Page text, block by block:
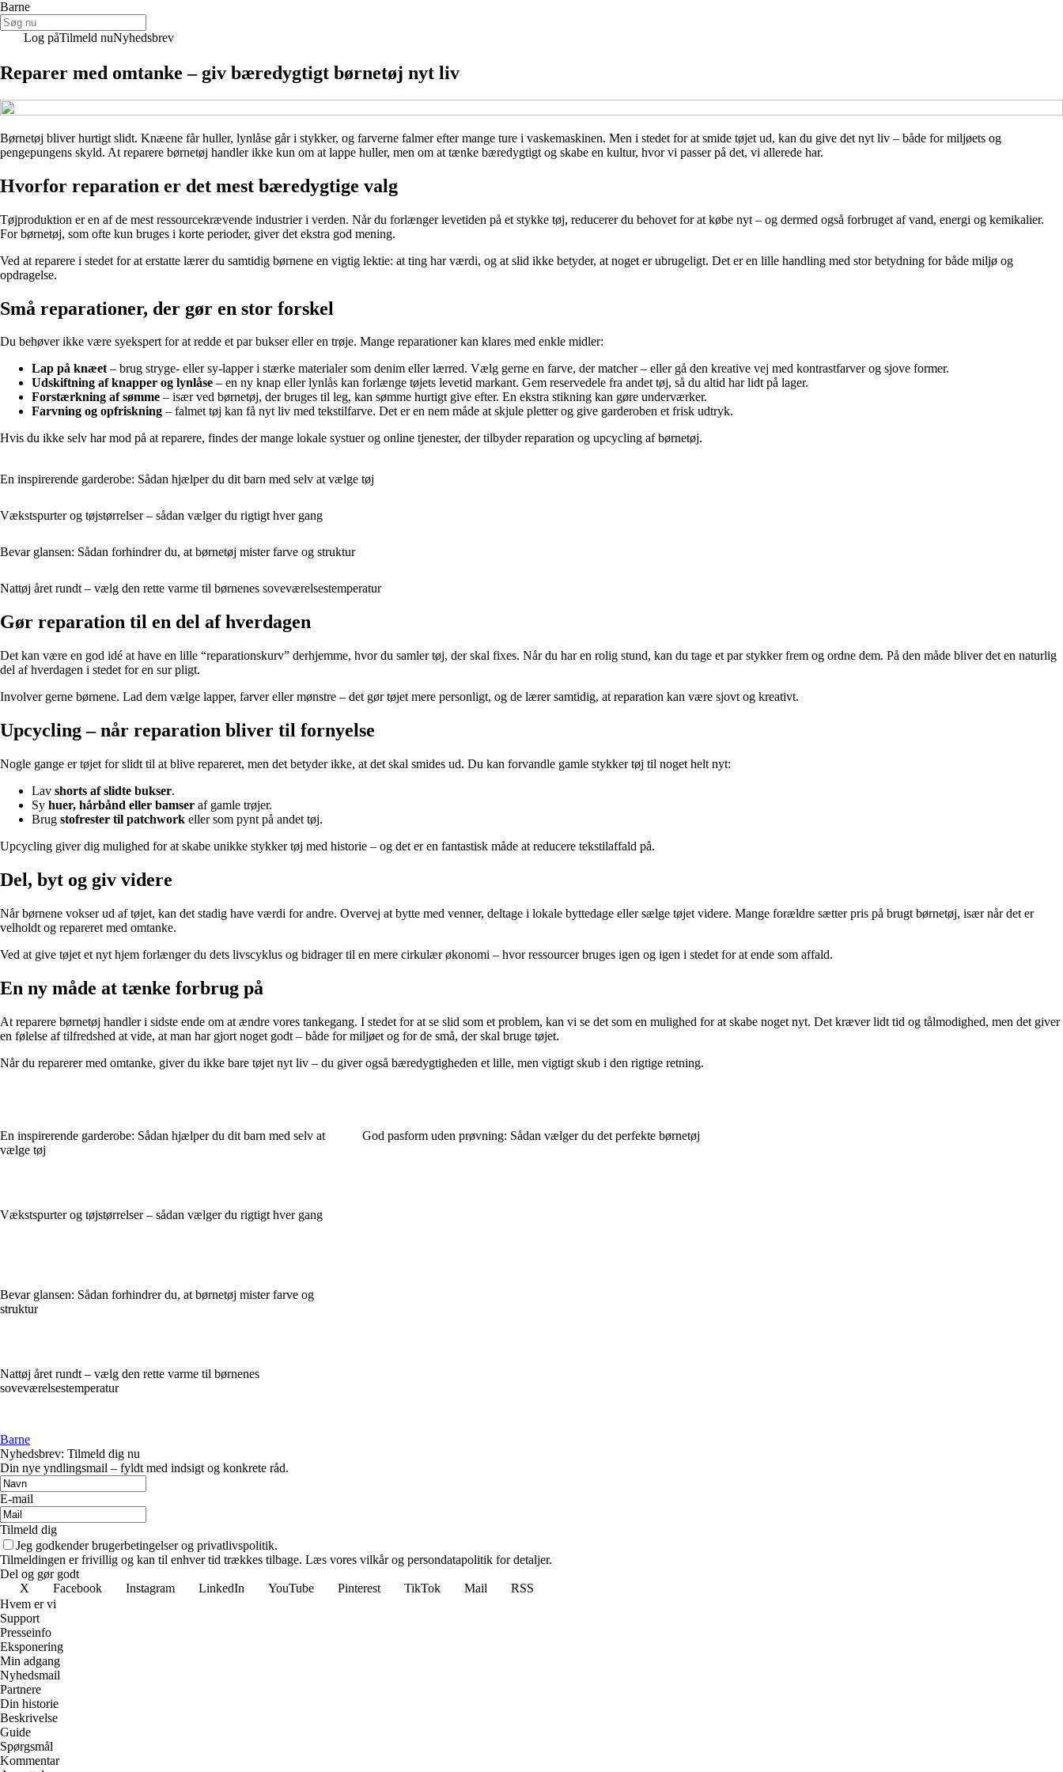
Barne
Log påTilmeld nuNyhedsbrev
Reparer med omtanke – giv bæredygtigt børnetøj nyt liv
Børnetøj bliver hurtigt slidt. Knæene får huller, lynlåse går i stykker, og farverne falmer efter mange ture i vaskemaskinen. Men i stedet for at smide tøjet ud, kan du give det nyt liv – både for miljøets og
pengepungens skyld. At reparere børnetøj handler ikke kun om at lappe huller, men om at tænke bæredygtigt og skabe en kultur, hvor vi passer på det, vi allerede har.
Hvorfor reparation er det mest bæredygtige valg
Tøjproduktion er en af de mest ressourcekrævende industrier i verden. Når du forlænger levetiden på et stykke tøj, reducerer du behovet for at købe nyt – og dermed også forbruget af vand, energi og kemikalier.
For børnetøj, som ofte kun bruges i korte perioder, giver det ekstra god mening.
Ved at reparere i stedet for at erstatte lærer du samtidig børnene en vigtig lektie: at ting har værdi, og at slid ikke betyder, at noget er ubrugeligt. Det er en lille handling med stor betydning for både miljø og
opdragelse.
Små reparationer, der gør en stor forskel
Du behøver ikke være syekspert for at redde et par bukser eller en trøje. Mange reparationer kan klares med enkle midler:
Lap på knæet– brug stryge- eller sy-lapper i stærke materialer som denim eller lærred. Vælg gerne en farve, der matcher – eller gå den kreative vej med kontrastfarver og sjove former.
Udskiftning af knapper og lynlåse – en ny knap eller lynlås kan forlænge tøjets levetid markant. Gem reservedele fra andet tøj, så du altid har lidt på lager.
Forstærkning af sømme – især ved børnetøj, der bruges til leg, kan sømme hurtigt give efter. En ekstra stikning kan gøre underværker.
Farvning og opfriskning – falmet tøj kan få nyt liv med tekstilfarve. Det er en nem måde at skjule pletter og give garderoben et frisk udtryk.
Hvis du ikke selv har mod på at reparere, findes der mange lokale systuer og online tjenester, der tilbyder reparation og upcycling af børnetøj.
En inspirerende garderobe: Sådan hjælper du dit barn med selv at vælge tøj
Vækstspurter og tøjstørrelser – sådan vælger du rigtigt hver gang
Bevar glansen: Sådan forhindrer du, at børnetøj mister farve og struktur
Nattøj året rundt – vælg den rette varme til børnenes soveværelsestemperatur
Gør reparation til en del af hverdagen
Det kan være en god idé at have en lille “reparationskurv” derhjemme, hvor du samler tøj, der skal fixes. Når du har en rolig stund, kan du tage et par stykker frem og ordne dem. På den måde bliver det en naturlig
del af hverdagen i stedet for en sur pligt.
Involver gerne børnene. Lad dem vælge lapper, farver eller mønstre – det gør tøjet mere personligt, og de lærer samtidig, at reparation kan være sjovt og kreativt.
Upcycling – når reparation bliver til fornyelse
Nogle gange er tøjet for slidt til at blive repareret, men det betyder ikke, at det skal smides ud. Du kan forvandle gamle stykker tøj til noget helt nyt:
Lav shorts af slidte bukser.
Sy huer, hårbånd eller bamser af gamle trøjer.
Brug stofrester til patchwork eller som pynt på andet tøj.
Upcycling giver dig mulighed for at skabe unikke stykker tøj med historie – og det er en fantastisk måde at reducere tekstilaffald på.
Del, byt og giv videre
Når børnene vokser ud af tøjet, kan det stadig have værdi for andre. Overvej at bytte med venner, deltage i lokale byttedage eller sælge tøjet videre. Mange forældre sætter pris på brugt børnetøj, især når det er
velholdt og repareret med omtanke.
Ved at give tøjet et nyt hjem forlænger du dets livscyklus og bidrager til en mere cirkulær økonomi – hvor ressourcer bruges igen og igen i stedet for at ende som affald.
En ny måde at tænke forbrug på
At reparere børnetøj handler i sidste ende om at ændre vores tankegang. I stedet for at se slid som et problem, kan vi se det som en mulighed for at skabe noget nyt. Det kræver lidt tid og tålmodighed, men det giver
en følelse af tilfredshed at vide, at man har gjort noget godt – både for miljøet og for de små, der skal bruge tøjet.
Når du reparerer med omtanke, giver du ikke bare tøjet nyt liv – du giver også bæredygtigheden et lille, men vigtigt skub i den rigtige retning.
En inspirerende garderobe: Sådan hjælper du dit barn med selv at
vælge tøj
Vækstspurter og tøjstørrelser – sådan vælger du rigtigt hver gang
Bevar glansen: Sådan forhindrer du, at børnetøj mister farve og
struktur
Nattøj året rundt – vælg den rette varme til børnenes
soveværelsestemperatur
God pasform uden prøvning: Sådan vælger du det perfekte børnetøj
Barne
Nyhedsbrev: Tilmeld dig nu
Din nye yndlingsmail – fyldt med indsigt og konkrete råd.
E-mail
Tilmeld dig
Jeg godkender brugerbetingelser og privatlivspolitik.
Tilmeldingen er frivillig og kan til enhver tid trækkes tilbage. Læs vores vilkår og persondatapolitik for detaljer.
Del og gør godt
X
Facebook Instagram LinkedIn YouTube Pinterest TikTok Mail
RSS
Hvem er vi
Support
Presseinfo
Eksponering
Min adgang
Nyhedsmail
Partnere
Din historie
Beskrivelse
Guide
Spørgsmål
Kommentar